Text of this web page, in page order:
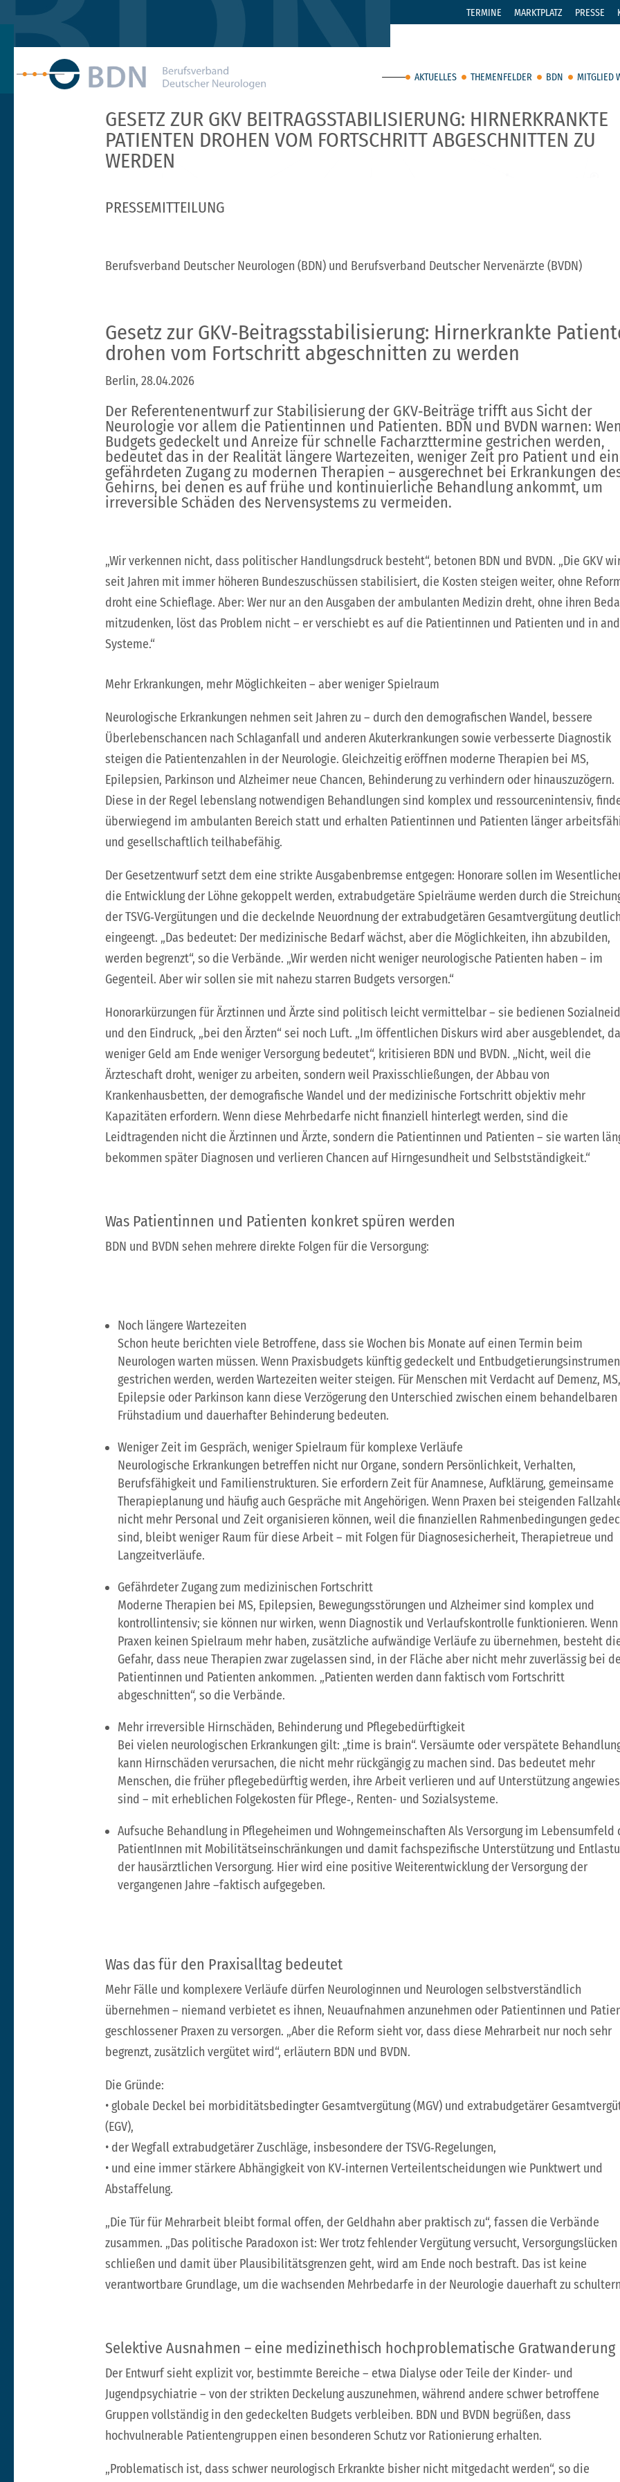
TERMINE MARKTPLATZ PRESSE
AKTUELLES THEMENFELDER BDN MITGLIED
GESETZ ZUR GKV BEITRAGSSTABILISIERUNG: HIRNERKRANKTE
PATIENTEN DROHEN VOM FORTSCHRITT ABGESCHNITTEN ZU
WERDEN
PRESSEMITTEILUNG
Berufsverband Deutscher Neurologen (BDN) und Berufsverband Deutscher Nervenärzte (BVDN)
Gesetz zur GKV‑Beitragsstabilisierung: Hirnerkrankte
drohen vom Fortschritt abgeschnitten zu werden
Berlin, 28.04.2026
Der Referentenentwurf zur Stabilisierung der GKV‑Beiträge trifft aus Sicht der
Neurologie vor allem die Patientinnen und Patienten. BDN und BVDN warnen:
Budgets gedeckelt und Anreize für schnelle Facharzttermine gestrichen werden,
bedeutet das in der Realität längere Wartezeiten, weniger Zeit pro Patient und
gefährdeten Zugang zu modernen Therapien – ausgerechnet bei Erkrankungen
Gehirns, bei denen es auf frühe und kontinuierliche Behandlung ankommt, um
irreversible Schäden des Nervensystems zu vermeiden.
„Wir verkennen nicht, dass politischer Handlungsdruck besteht“, betonen BDN und BVDN. „Die GKV
seit Jahren mit immer höheren Bundeszuschüssen stabilisiert, die Kosten steigen weiter, ohne
droht eine Schieflage. Aber: Wer nur an den Ausgaben der ambulanten Medizin dreht, ohne ihren
mitzudenken, löst das Problem nicht – er verschiebt es auf die Patientinnen und Patienten und in
Systeme.“
Mehr Erkrankungen, mehr Möglichkeiten – aber weniger Spielraum
Neurologische Erkrankungen nehmen seit Jahren zu – durch den demografischen Wandel, bessere
Überlebenschancen nach Schlaganfall und anderen Akuterkrankungen sowie verbesserte Diagnostik
steigen die Patientenzahlen in der Neurologie. Gleichzeitig eröffnen moderne Therapien bei MS,
Epilepsien, Parkinson und Alzheimer neue Chancen, Behinderung zu verhindern oder hinauszuzögern.
Diese in der Regel lebenslang notwendigen Behandlungen sind komplex und ressourcenintensiv,
überwiegend im ambulanten Bereich statt und erhalten Patientinnen und Patienten länger
und gesellschaftlich teilhabe­fähig.
Der Gesetzentwurf setzt dem eine strikte Ausgabenbremse entgegen: Honorare sollen im
die Entwicklung der Löhne gekoppelt werden, extrabudgetäre Spielräume werden durch die
der TSVG‑Vergütungen und die deckelnde Neuordnung der extrabudgetären Gesamtvergütung deutlich
eingeengt. „Das bedeutet: Der medizinische Bedarf wächst, aber die Möglichkeiten, ihn abzubilden,
werden begrenzt“, so die Verbände. „Wir werden nicht weniger neurologische Patienten haben – im
Gegenteil. Aber wir sollen sie mit nahezu starren Budgets versorgen.“
Honorarkürzungen für Ärztinnen und Ärzte sind politisch leicht vermittelbar – sie bedienen Sozialneid
und den Eindruck, „bei den Ärzten“ sei noch Luft. „Im öffentlichen Diskurs wird aber ausgeblendet,
weniger Geld am Ende weniger Versorgung bedeutet“, kritisieren BDN und BVDN. „Nicht, weil die
Ärzteschaft droht, weniger zu arbeiten, sondern weil Praxisschließungen, der Abbau von
Krankenhausbetten, der demografische Wandel und der medizinische Fortschritt objektiv mehr
Kapazitäten erfordern. Wenn diese Mehrbedarfe nicht finanziell hinterlegt werden, sind die
Leidtragenden nicht die Ärztinnen und Ärzte, sondern die Patientinnen und Patienten – sie warten
bekommen später Diagnosen und verlieren Chancen auf Hirngesundheit und Selbstständigkeit.“
Was Patientinnen und Patienten konkret spüren werden
BDN und BVDN sehen mehrere direkte Folgen für die Versorgung:
Noch längere Wartezeiten
Schon heute berichten viele Betroffene, dass sie Wochen bis Monate auf einen Termin beim
Neurologen warten müssen. Wenn Praxisbudgets künftig gedeckelt und
gestrichen werden, werden Wartezeiten weiter steigen. Für Menschen mit Verdacht auf Demenz, MS,
Epilepsie oder Parkinson kann diese Verzögerung den Unterschied zwischen einem behandelbaren
Frühstadium und dauerhafter Behinderung bedeuten.
Weniger Zeit im Gespräch, weniger Spielraum für komplexe Verläufe
Neurologische Erkrankungen betreffen nicht nur Organe, sondern Persönlichkeit, Verhalten,
Berufsfähigkeit und Familienstrukturen. Sie erfordern Zeit für Anamnese, Aufklärung, gemeinsame
Therapieplanung und häufig auch Gespräche mit Angehörigen. Wenn Praxen bei steigenden
nicht mehr Personal und Zeit organisieren können, weil die finanziellen Rahmenbedingungen
sind, bleibt weniger Raum für diese Arbeit – mit Folgen für Diagnosesicherheit, Therapietreue und
Langzeitverläufe.
Gefährdeter Zugang zum medizinischen Fortschritt
Moderne Therapien bei MS, Epilepsien, Bewegungsstörungen und Alzheimer sind komplex und
kontrollintensiv; sie können nur wirken, wenn Diagnostik und Verlaufskontrolle funktionieren. Wenn
Praxen keinen Spielraum mehr haben, zusätzliche aufwändige Verläufe zu übernehmen, besteht
Gefahr, dass neue Therapien zwar zugelassen sind, in der Fläche aber nicht mehr zuverlässig bei
Patientinnen und Patienten ankommen. „Patienten werden dann faktisch vom Fortschritt
abgeschnitten“, so die Verbände.
Mehr irreversible Hirnschäden, Behinderung und Pflegebedürftigkeit
Bei vielen neurologischen Erkrankungen gilt: „time is brain“. Versäumte oder verspätete
kann Hirnschäden verursachen, die nicht mehr rückgängig zu machen sind. Das bedeutet mehr
Menschen, die früher pflegebedürftig werden, ihre Arbeit verlieren und auf Unterstützung
sind – mit erheblichen Folgekosten für Pflege‑, Renten- und Sozialsysteme.
Aufsuche Behandlung in Pflegeheimen und WohngemeinschaftenAls Versorgung im Lebensumfeld
PatientInnen mit Mobilitätseinschränkungen und damit fachspezifische Unterstützung und
der hausärztlichen Versorgung. Hier wird eine positive Weiterentwicklung der Versorgung der
vergangenen Jahre –faktisch aufgegeben.
Was das für den Praxisalltag bedeutet
Mehr Fälle und komplexere Verläufe dürfen Neurologinnen und Neurologen selbstverständlich
übernehmen – niemand verbietet es ihnen, Neuaufnahmen anzunehmen oder Patientinnen und
geschlossener Praxen zu versorgen. „Aber die Reform sieht vor, dass diese Mehrarbeit nur noch sehr
begrenzt, zusätzlich vergütet wird“, erläutern BDN und BVDN.
Die Gründe:
• globale Deckel bei morbiditätsbedingter Gesamtvergütung (MGV) und extrabudgetärer
(EGV),
• der Wegfall extrabudgetärer Zuschläge, insbesondere der TSVG‑Regelungen,
• und eine immer stärkere Abhängigkeit von KV‑internen Verteilentscheidungen wie Punktwert und
Abstaffelung.
„Die Tür für Mehrarbeit bleibt formal offen, der Geldhahn aber praktisch zu“, fassen die Verbände
zusammen. „Das politische Paradoxon ist: Wer trotz fehlender Vergütung versucht, Versorgungslücken
schließen und damit über Plausibilitätsgrenzen geht, wird am Ende noch bestraft. Das ist keine
verantwortbare Grundlage, um die wachsenden Mehrbedarfe in der Neurologie dauerhaft zu
Selektive Ausnahmen – eine medizinethisch hochproblematische Gratwanderung
Der Entwurf sieht explizit vor, bestimmte Bereiche – etwa Dialyse oder Teile der Kinder- und
Jugendpsychiatrie – von der strikten Deckelung auszunehmen, während andere schwer betroffene
Gruppen vollständig in den gedeckelten Budgets verbleiben. BDN und BVDN begrüßen, dass
hochvulnerable Patientengruppen einen besonderen Schutz vor Rationierung erhalten.
„Problematisch ist, dass schwer neurologisch Erkrankte bisher nicht mitgedacht werden“, so die